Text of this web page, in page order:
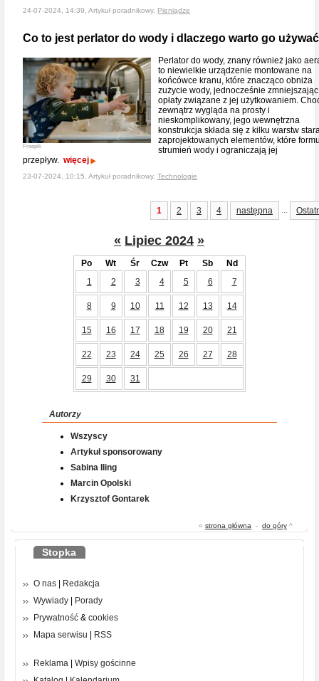
24-07-2024, 14:39, Artykuł poradnikowy, Pieniądze
Co to jest perlator do wody i dlaczego warto go
Freepik
Perlator do wody, znany również jako
to niewielkie urządzenie montowane na
końcówce kranu, które znacząco obniża
zużycie wody, jednocześnie zmniejszając
opłaty związane z jej użytkowaniem.
zewnątrz wygląda na prosty i
nieskomplikowany, jego wewnętrzna
konstrukcja składa się z kilku warstw
zaprojektowanych elementów, które
strumień wody i ograniczają jej
przepływ. więcej
23-07-2024, 10:15, Artykuł poradnikowy, Technologie
1 2 3 4 następna ...
« Lipiec 2024 »
Po Wt Śr Czw Pt Sb
Nd
1
2 3 4 5 6 7
8 9 10 11 12 13 14
15 16 17 18 19 20 21
22 23 24 25 26 27 28
29 30 31
Autorzy
Wszyscy
Artykuł sponsorowany
Sabina Iling
Marcin Opolski
Krzysztof Gontarek
« strona główna - do góry ^
Stopka
O nas | Redakcja
Wywiady | Porady
Prywatność & cookies
Mapa serwisu | RSS
Reklama | Wpisy gościnne